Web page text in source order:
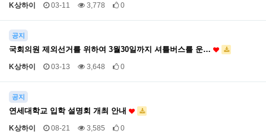
K상하이 03-11 3,778 0
공지
국회의원 제외선거를 위하여 3월30일까지 셔틀버스를 운…
K상하이 03-13 3,648 0
공지
연세대학교 입학 설명회 개최 안내
K상하이 08-21 3,585 0